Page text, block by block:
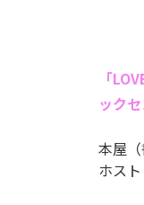
「
ックセ
本屋
ホス